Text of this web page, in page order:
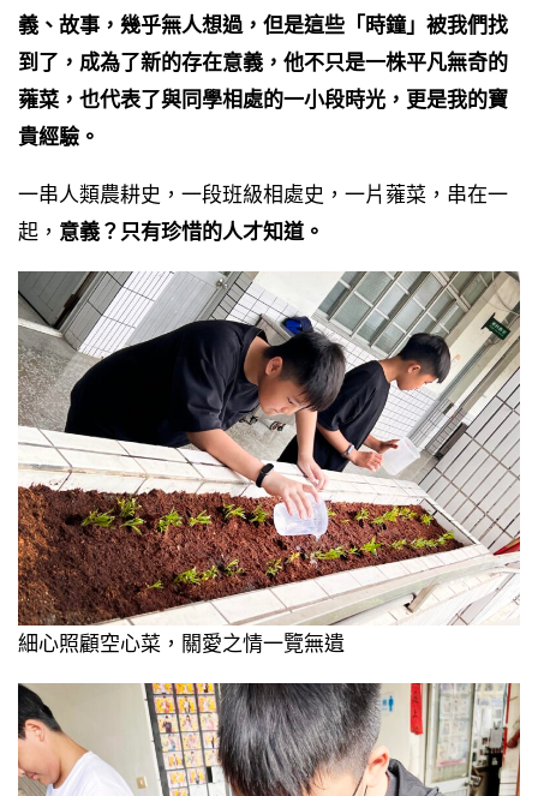
義、故事，幾乎無人想過，但是這些「時鐘」被我們找
到了，成為了新的存在意義，他不只是一株平凡無奇的
蕹菜，也代表了與同學相處的一小段時光，更是我的寶
貴經驗。
一串人類農耕史，一段班級相處史，一片蕹菜，串在一
起， 意義？只有珍惜的人才知道。
細心照顧空心菜，關愛之情一覽無遺